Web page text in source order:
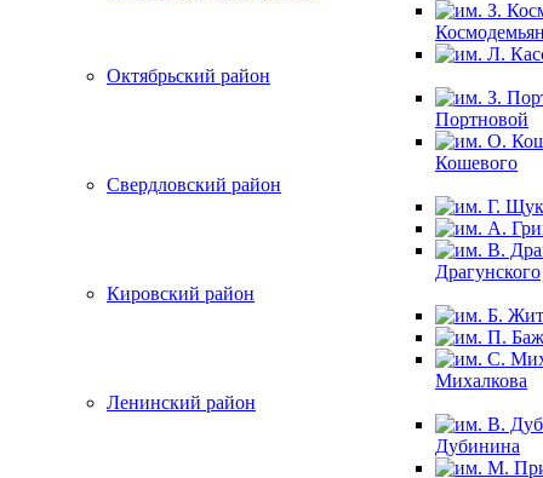
Октябрьский район
Портновой
Кошевого
Свердловский район
Драгунского
Кировский район
Михалкова
Ленинский район
Дубинина